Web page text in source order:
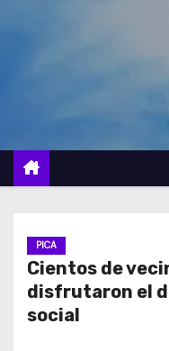
PICA
Cientos de
disfrutaron el
social